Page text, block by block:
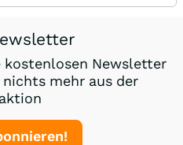
kostenlosen Newsletter
nichts mehr aus der